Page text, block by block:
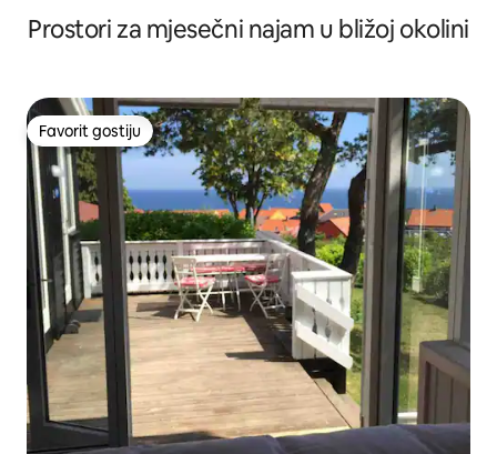
Prostori za mjesečni najam u bližoj okolini
Favorit gostiju
Favorit gostiju